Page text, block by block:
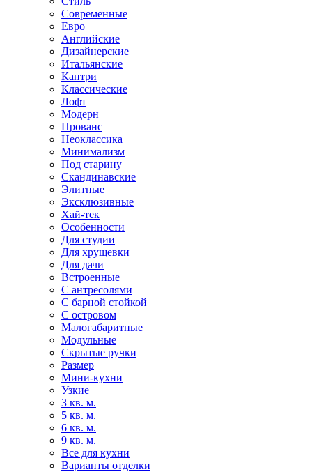
Современные
Евро
Английские
Дизайнерские
Итальянские
Кантри
Классические
Лофт
Модерн
Прованс
Неоклассика
Минимализм
Под старину
Скандинавские
Элитные
Эксклюзивные
Хай-тек
Особенности
Для студии
Для хрущевки
Для дачи
Встроенные
С антресолями
С барной стойкой
С островом
Малогабаритные
Модульные
Скрытые ручки
Размер
Мини-кухни
Узкие
3 кв. м.
5 кв. м.
6 кв. м.
9 кв. м.
Все для кухни
Варианты отделки